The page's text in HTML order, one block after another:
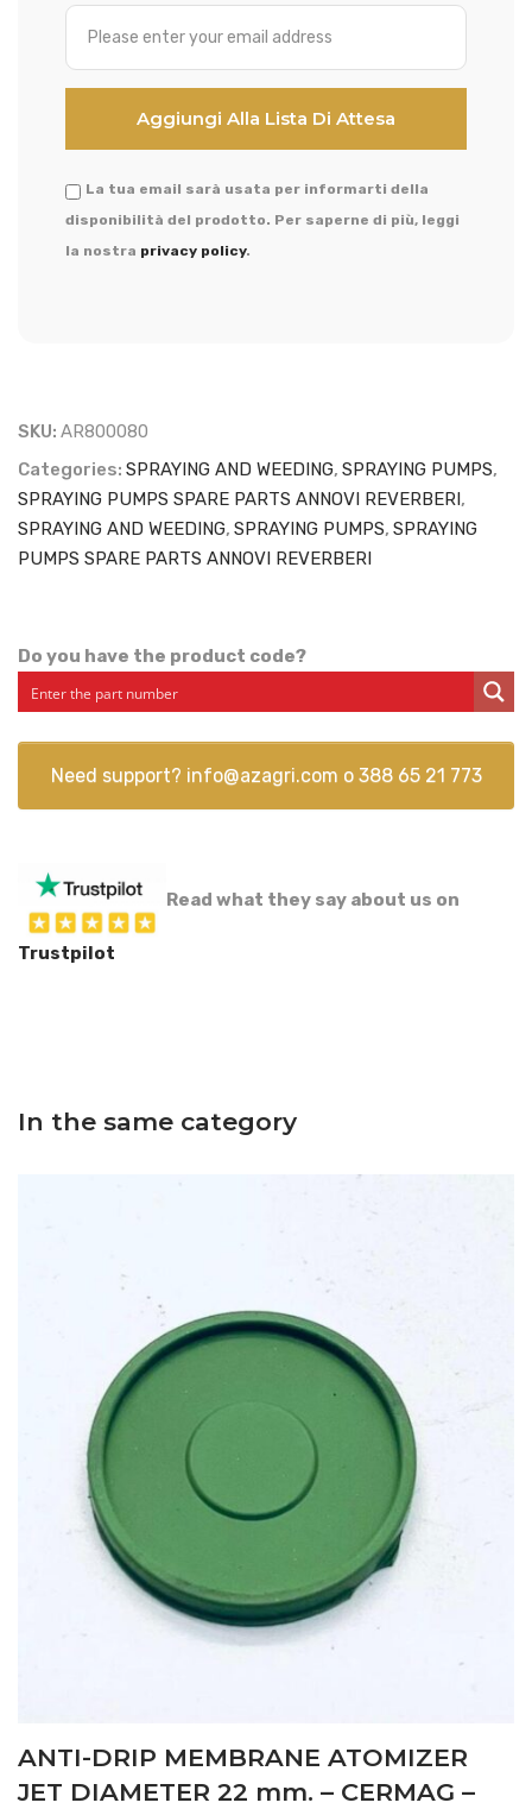
La tua email sarà usata per informarti della
disponibilità del prodotto. Per saperne di più, leggi
la nostra privacy policy.
SKU: AR800080
Categories: SPRAYING AND WEEDING, SPRAYING PUMPS,
SPRAYING PUMPS SPARE PARTS ANNOVI REVERBERI,
SPRAYING AND WEEDING, SPRAYING PUMPS, SPRAYING
PUMPS SPARE PARTS ANNOVI REVERBERI
Do you have the product code?
Need support? info@azagri.com o 388 65 21 773
Read what they say about us on
Trustpilot
In the same category
ANTI-DRIP MEMBRANE ATOMIZER
JET DIAMETER 22 mm. – CERMAG –